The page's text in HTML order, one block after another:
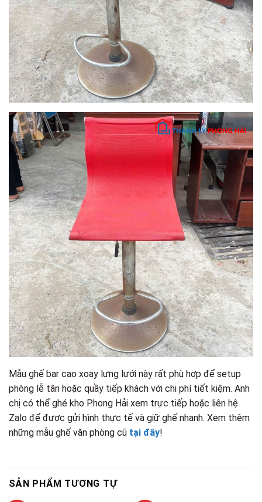
Mẫu ghế bar cao xoay lưng lưới này rất phù hợp để setup
phòng lễ tân hoặc quầy tiếp khách với chi phí tiết kiệm. Anh
chị có thể ghé kho Phong Hải xem trực tiếp hoặc liên hệ
Zalo để được gửi hình thực tế và giữ ghế nhanh. Xem thêm
những mẫu ghế văn phòng cũ tại đây!
SẢN PHẨM TƯƠNG TỰ